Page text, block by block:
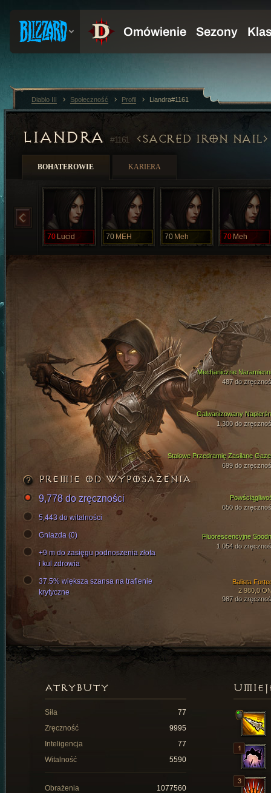
LIANDRA #1161 SACRED IRON NAIL
BOHATEROWIE KARIERA
70 Lucid 70 MEH 70 Meh 70 Meh
Galwanizowany
1,300 do
Stalowe Przedramię Zasilane
699 do
Mechaniczne
487 do
Fluorescencyjne
1,054 do
Balista
2 980,0
987 do
650 do
PREMIE OD WYPOSAŻENIA
9,778 do zręczności
5,443 do witalności
Gniazda (0)
+9 m do zasięgu podnoszenia złota
i kul zdrowia
37.5% większa szansa na trafienie
krytyczne
ATRYBUTY
Siła
77
Zręczność
9995
Inteligencja
77
Witalność
5590
Obrażenia
1077560
Diablo III Społeczność Profil Liandra#1161